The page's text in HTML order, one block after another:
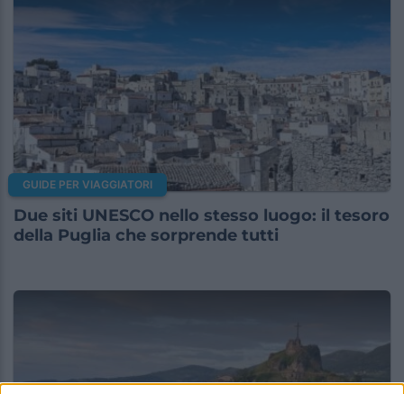
GUIDE PER VIAGGIATORI
Due siti UNESCO nello stesso luogo: il tesoro
della Puglia che sorprende tutti